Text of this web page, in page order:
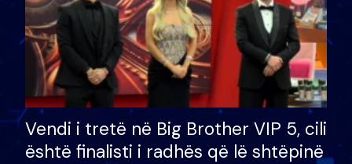
Vendi i tretë në Big Brother VIP 5, cili
është finalisti i radhës që lë shtëpinë